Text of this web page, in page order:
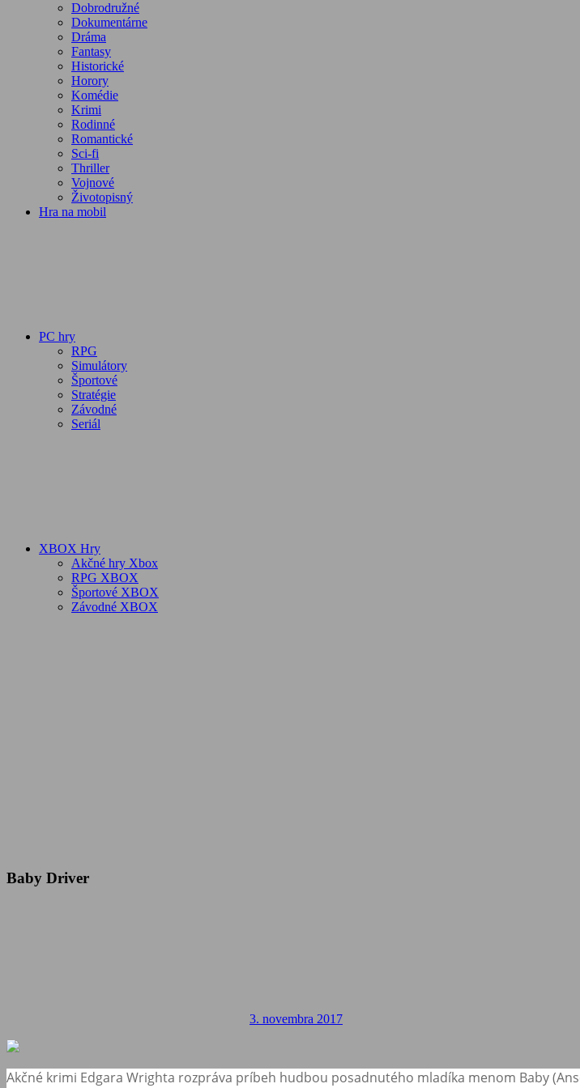
Dobrodružné
Dokumentárne
Dráma
Fantasy
Historické
Horory
Komédie
Krimi
Rodinné
Romantické
Sci-fi
Thriller
Vojnové
Životopisný
Hra na mobil
PC hry
RPG
Simulátory
Športové
Stratégie
Závodné
Seriál
XBOX Hry
Akčné hry Xbox
RPG XBOX
Športové XBOX
Závodné XBOX
Baby Driver
3. novembra 2017
Akčné krimi Edgara Wrighta rozpráva príbeh hudbou posadnutého mladíka menom Baby